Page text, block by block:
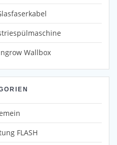
Wallbox
FLASH